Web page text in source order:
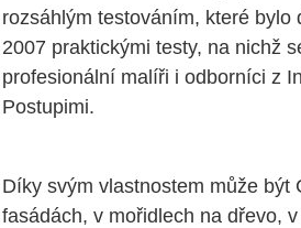
rozsáhlým testováním, které bylo
2007 praktickými testy, na nichž
profesionální malíři i odborníci z
Postupimi.
Díky svým vlastnostem může být
fasádách, v mořidlech na dřevo,